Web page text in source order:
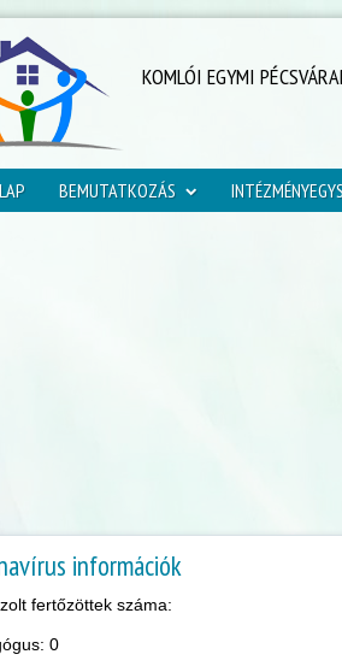
KOMLÓI EGYMI
BEMUTATKOZÁS
információk
fertőzöttek száma:
0